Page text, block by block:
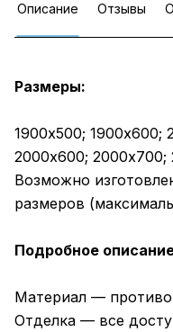
Описание Отзывы
Размеры:
1900х500; 1900х600;
2000х600;
Возможно
размеров
Подробное
Материал —
Отделка — все